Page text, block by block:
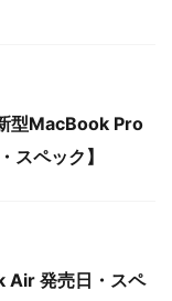
型MacBook Pro
スペック】
Air 発売日・スペ